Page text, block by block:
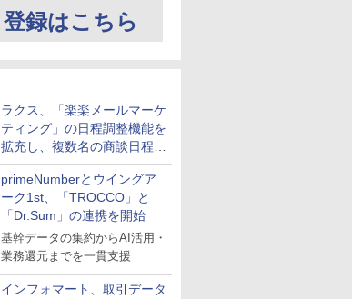
登録はこちら
ラクス、「楽楽メールマーケ
ティング」の日程調整機能を
拡充し、複数名の商談日程調
整を効率化
primeNumberとウイングア
ーク1st、「TROCCO」と
「Dr.Sum」の連携を開始
基幹データの集約からAI活用・
業務還元までを一貫支援
インフォマート、取引データ